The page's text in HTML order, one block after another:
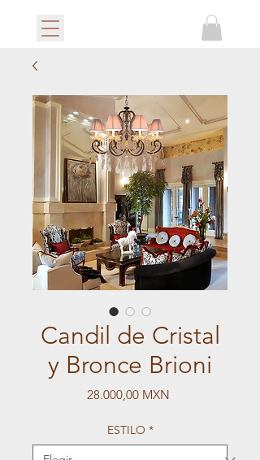
Candil de Cristal
y Bronce Brioni
28.000,00 MXNPrecio
ESTILO *